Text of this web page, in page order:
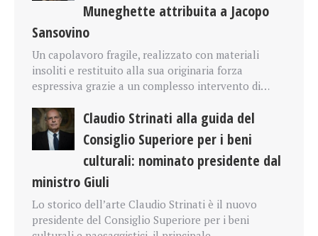
Muneghette attribuita a Jacopo
Sansovino
Un capolavoro fragile, realizzato con materiali
insoliti e restituito alla sua originaria forza
espressiva grazie a un complesso intervento di…
Claudio Strinati alla guida del
Consiglio Superiore per i beni
culturali: nominato presidente dal
ministro Giuli
Lo storico dell’arte Claudio Strinati è il nuovo
presidente del Consiglio Superiore per i beni